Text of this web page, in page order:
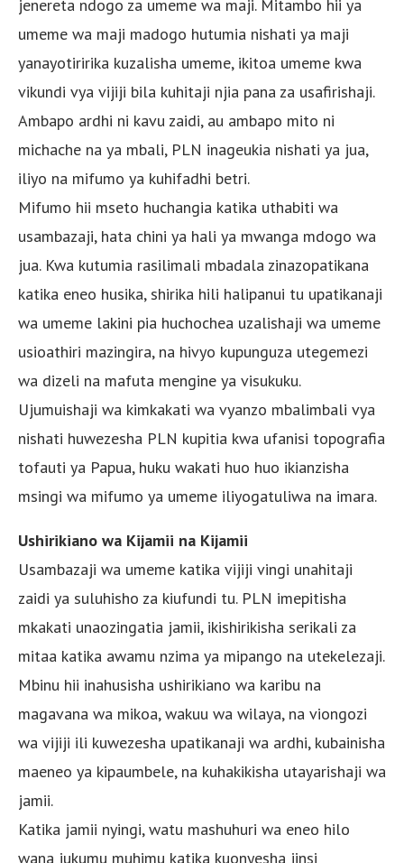
jenereta ndogo za umeme wa maji. Mitambo hii ya
umeme wa maji madogo hutumia nishati ya maji
yanayotiririka kuzalisha umeme, ikitoa umeme kwa
vikundi vya vijiji bila kuhitaji njia pana za usafirishaji.
Ambapo ardhi ni kavu zaidi, au ambapo mito ni
michache na ya mbali, PLN inageukia nishati ya jua,
iliyo na mifumo ya kuhifadhi betri.
Mifumo hii mseto huchangia katika uthabiti wa
usambazaji, hata chini ya hali ya mwanga mdogo wa
jua. Kwa kutumia rasilimali mbadala zinazopatikana
katika eneo husika, shirika hili halipanui tu upatikanaji
wa umeme lakini pia huchochea uzalishaji wa umeme
usioathiri mazingira, na hivyo kupunguza utegemezi
wa dizeli na mafuta mengine ya visukuku.
Ujumuishaji wa kimkakati wa vyanzo mbalimbali vya
nishati huwezesha PLN kupitia kwa ufanisi topografia
tofauti ya Papua, huku wakati huo huo ikianzisha
msingi wa mifumo ya umeme iliyogatuliwa na imara.
Ushirikiano wa Kijamii na Kijamii
Usambazaji wa umeme katika vijiji vingi unahitaji
zaidi ya suluhisho za kiufundi tu. PLN imepitisha
mkakati unaozingatia jamii, ikishirikisha serikali za
mitaa katika awamu nzima ya mipango na utekelezaji.
Mbinu hii inahusisha ushirikiano wa karibu na
magavana wa mikoa, wakuu wa wilaya, na viongozi
wa vijiji ili kuwezesha upatikanaji wa ardhi, kubainisha
maeneo ya kipaumbele, na kuhakikisha utayarishaji wa
jamii.
Katika jamii nyingi, watu mashuhuri wa eneo hilo
wana jukumu muhimu katika kuonyesha jinsi